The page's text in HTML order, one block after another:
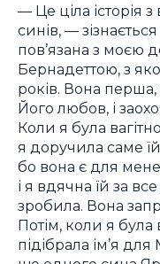
— Це ціла історія
синів, —
пов’язана з моєю
Бернадеттою, з
років. Вона перша,
Його любов, і
Коли я була
я доручила саме
бо вона є для
і я вдячна їй за
зробила. Вона
Потім, коли я була
підібрала ім’я